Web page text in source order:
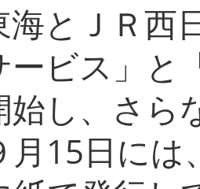
とＪＲ西
ービス」
始し、さら
月15日に